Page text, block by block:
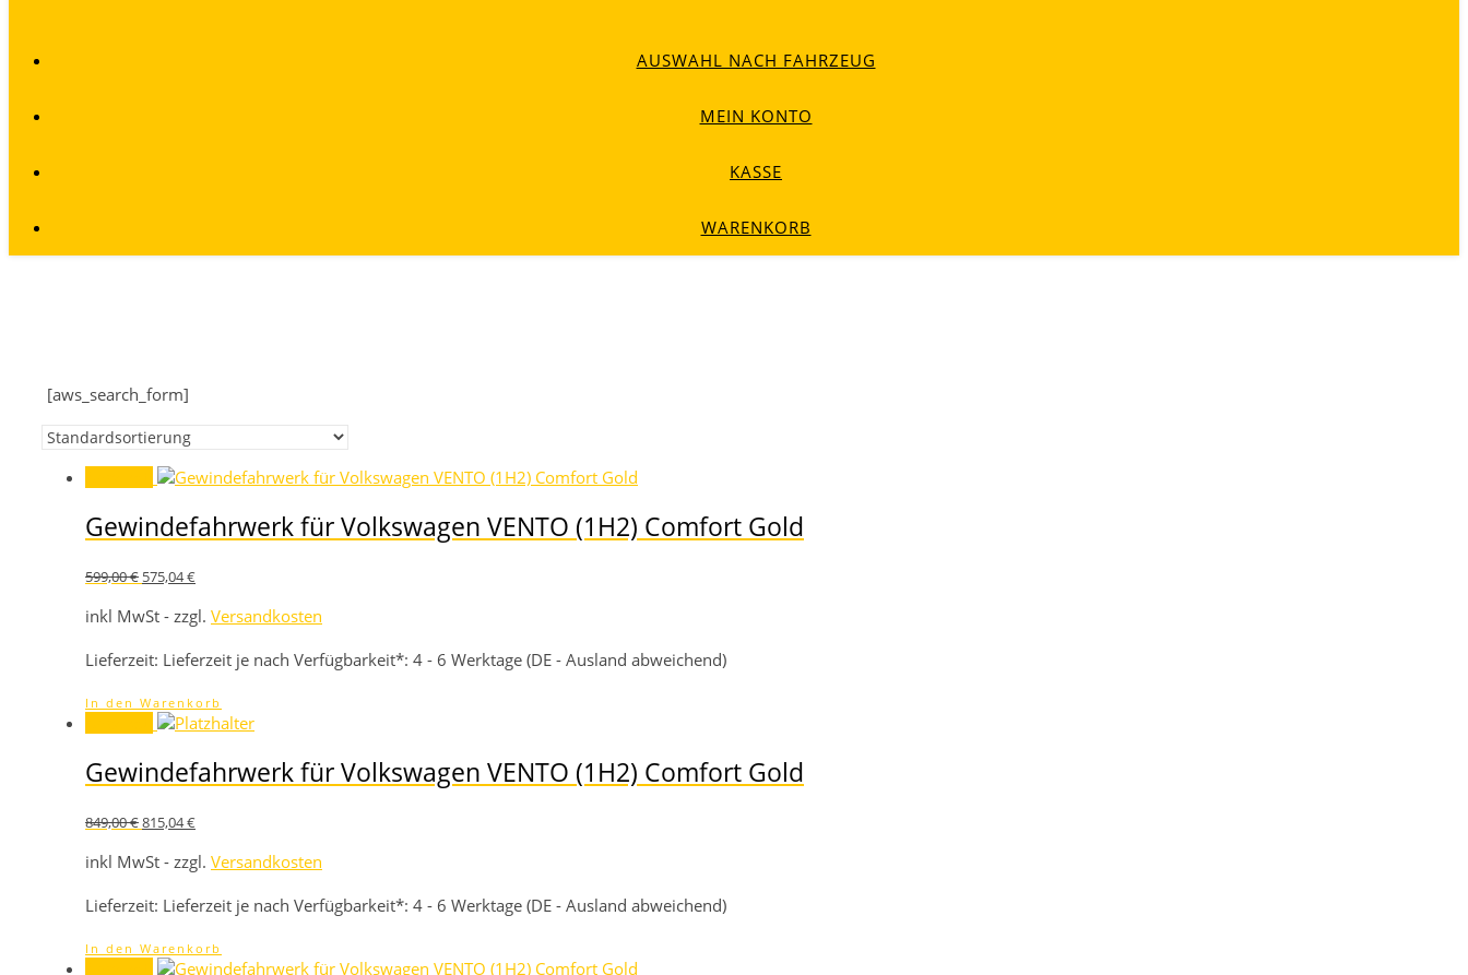
AUSWAHL NACH FAHRZEUG
MEIN KONTO
KASSE
WARENKORB
[aws_search_form]
Gewindefahrwerk für Volkswagen VENTO (1H2) Comfort Gold
599,00€ Ursprünglicher
war:
599,00 €
575,04€Aktueller
ist:
575,04 €.
inkl MwSt - zzgl. Versandkosten
Lieferzeit: Lieferzeit je nach Verfügbarkeit*: 4 - 6 Werktage (DE - Ausland abweichend)
In den Warenkorb
Gewindefahrwerk für Volkswagen VENTO (1H2) Comfort Gold
849,00€ Ursprünglicher
war:
849,00 €
815,04€Aktueller
ist:
815,04 €.
inkl MwSt - zzgl. Versandkosten
Lieferzeit: Lieferzeit je nach Verfügbarkeit*: 4 - 6 Werktage (DE - Ausland abweichend)
In den Warenkorb